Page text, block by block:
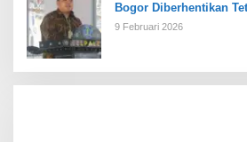
Bogor Diberhentikan
9 Februari 2026